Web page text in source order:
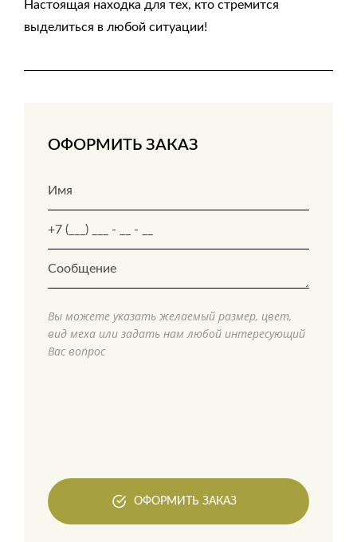
Настоящая находка для тех, кто стремится
выделиться в любой ситуации!
ОФОРМИТЬ ЗАКАЗ
Вы можете указать желаемый размер, цвет,
вид меха или задать нам любой интересующий
Вас вопрос
ОФОРМИТЬ ЗАКАЗ